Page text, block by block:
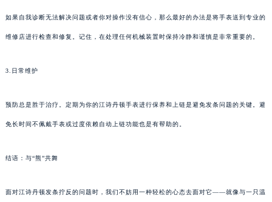
如果自我诊断无法解决问题或者你对操作没有信心，那么最好的办法是将手表送到专业的
维修店进行检查和修复。记住，在处理任何机械装置时保持冷静和谨慎是非常重要的。
3.日常维护
预防总是胜于治疗。定期为你的江诗丹顿手表进行保养和上链是避免发条问题的关键。避
免长时间不佩戴手表或过度依赖自动上链功能也是有帮助的。
结语：与“熊”共舞
面对江诗丹顿发条拧反的问题时，我们不妨用一种轻松的心态去面对它——就像与一只温